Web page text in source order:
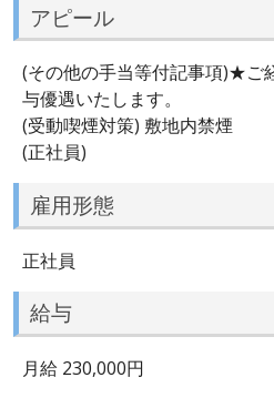
アピール
(その他の手当等付記事項)★ご
与優遇いたします。
(受動喫煙対策) 敷地内禁煙
(正社員)
雇用形態
正社員
給与
月給 230,000円